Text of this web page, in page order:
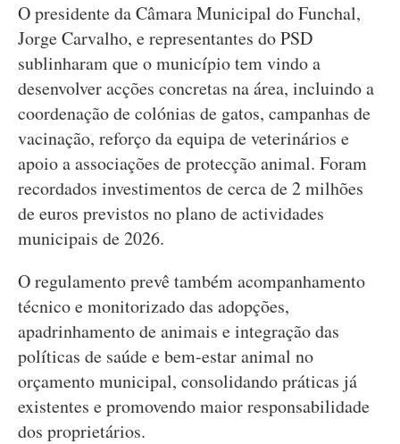
O presidente da Câmara Municipal do Funchal,
Jorge Carvalho, e representantes do PSD
sublinharam que o município tem vindo a
desenvolver acções concretas na área, incluindo a
coordenação de colónias de gatos, campanhas de
vacinação, reforço da equipa de veterinários e
apoio a associações de protecção animal. Foram
recordados investimentos de cerca de 2 milhões
de euros previstos no plano de actividades
municipais de 2026.
O regulamento prevê também acompanhamento
técnico e monitorizado das adopções,
apadrinhamento de animais e integração das
políticas de saúde e bem-estar animal no
orçamento municipal, consolidando práticas já
existentes e promovendo maior responsabilidade
dos proprietários.